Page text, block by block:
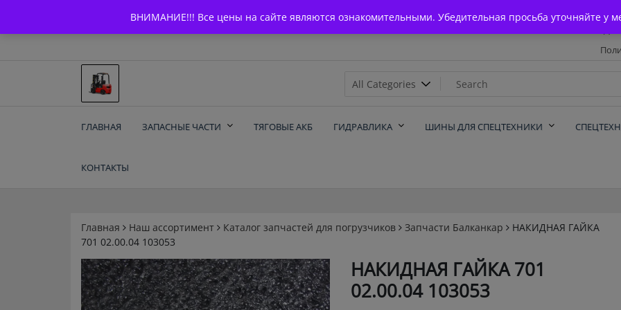
ВНИМАНИЕ!!! Все цены на сайте являются ознакомительными. Убедительная просьба уточняйте у
content
Запчасти для вилочых
ГЛАВНАЯ ЗАПАСНЫЕ ЧАСТИ ТЯГОВЫЕ АКБ ГИДРАВЛИКА ШИНЫ ДЛЯ СПЕЦТЕХНИКИ
КОНТАКТЫ
Главная Наш ассортимент Каталог запчастей для погрузчиков Запчасти Балканкар
НАКИДНАЯ ГАЙКА
701 02.00.04 103053
НАКИДНАЯ ГАЙКА 701
02.00.04 103053